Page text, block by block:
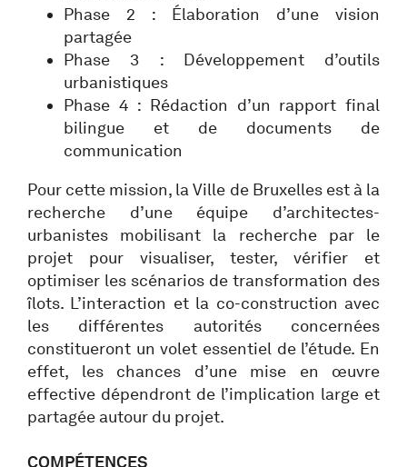
Phase 2 : Élaboration d’une vision
partagée
Phase 3 : Développement d’outils
urbanistiques
Phase 4 : Rédaction d’un rapport final
bilingue et de documents de
communication
Pour cette mission, la Ville de Bruxelles est à la
recherche d’une équipe d’architectes-
urbanistes mobilisant la recherche par le
projet pour visualiser, tester, vérifier et
optimiser les scénarios de transformation des
îlots. L’interaction et la co-construction avec
les différentes autorités concernées
constitueront un volet essentiel de l’étude. En
effet, les chances d’une mise en œuvre
effective dépendront de l’implication large et
partagée autour du projet.
COMPÉTENCES